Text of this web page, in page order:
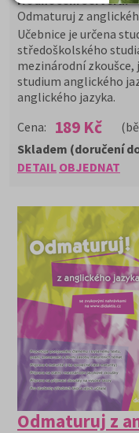
Odmaturuj z
Učebnice je určena
středoškolského
mezinárodní
studium anglického
anglického jazyka.
Cena:
189 Kč
DETAIL OBJEDNAT
Skladem (doručení
Odmaturuj z